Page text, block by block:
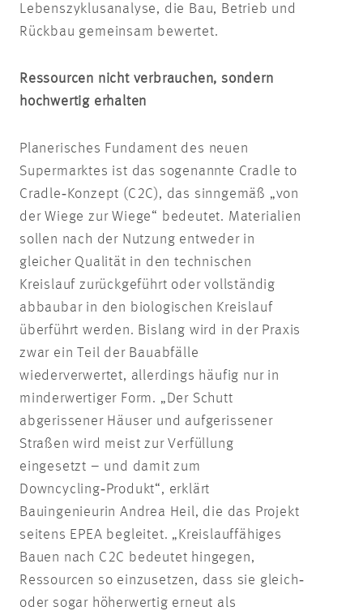
Lebenszyklusanalyse, die Bau, Betrieb und
Rückbau gemeinsam bewertet.
Ressourcen nicht verbrauchen, sondern
hochwertig erhalten
Planerisches Fundament des neuen
Supermarktes ist das sogenannte Cradle to
Cradle‑Konzept (C2C), das sinngemäß „von
der Wiege zur Wiege“ bedeutet. Materialien
sollen nach der Nutzung entweder in
gleicher Qualität in den technischen
Kreislauf zurückgeführt oder vollständig
abbaubar in den biologischen Kreislauf
überführt werden. Bislang wird in der Praxis
zwar ein Teil der Bauabfälle
wiederverwertet, allerdings häufig nur in
minderwertiger Form. „Der Schutt
abgerissener Häuser und aufgerissener
Straßen wird meist zur Verfüllung
eingesetzt – und damit zum
Downcycling‑Produkt“, erklärt
Bauingenieurin Andrea Heil, die das Projekt
seitens EPEA begleitet. „Kreislauffähiges
Bauen nach C2C bedeutet hingegen,
Ressourcen so einzusetzen, dass sie gleich‑
oder sogar höherwertig erneut als